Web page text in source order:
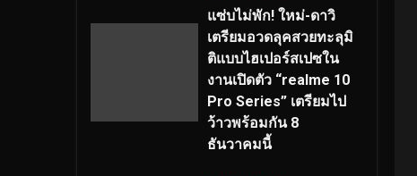
แซ่บไม่พัก! ใหม่-ดาวิ
เตรียมอวดลุคสวยทะลุมิ
ติแบบไฮเปอร์สเปซใน
งานเปิดตัว “realme 10
Pro Series” เตรียมไป
ว้าวพร้อมกัน 8
ธันวาคมนี้